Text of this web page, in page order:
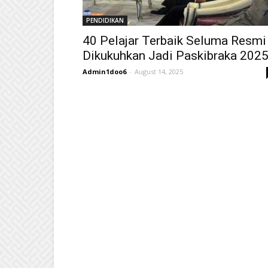
PENDIDIKAN
40 Pelajar Terbaik Seluma Resmi
Dikukuhkan Jadi Paskibraka 2025
Admin1doo6 - August 14, 2025